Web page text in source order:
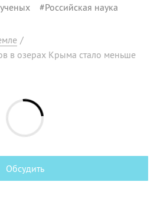
#Российская наука
/
в озерах Крыма стало меньше
Обсудить